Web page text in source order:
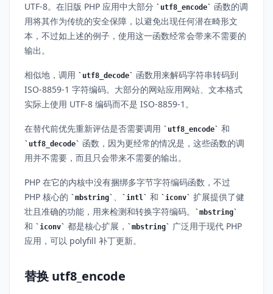
UTF-8。在旧版 PHP 应用中大部分
utf8_encode
函数的调
用将其作为传统的安全保障，以避免出现任何潜在畸形文
本，不过如上述的例子，使用这一函数经常会带来不需要的
输出。
相似地，调用 utf8_decode
函数用来解码字符串转码到
ISO-8859-1 字符编码。大部分的网站应用网站、文本格式
实际上使用 UTF-8 编码而不是 ISO-8859-1。
在替代前优先重新评估是否需要调用 utf8_encode 和
utf8_decode
函数，因为更经常的情况是，这些函数的调
用并不需要，而且只会带来不需要的输出。
PHP 在它的内核中没有捆绑多字节字符编码函数，不过
PHP 核心的
mbstring 、 intl 和 iconv
扩展提供了健
壮且准确的功能，用来检测和转换字符编码。
mbstring
和 iconv 都是核心扩展， mbstring
广泛用于现代 PHP
应用，可以 polyfill 补丁更新。
替换 utf8_encode